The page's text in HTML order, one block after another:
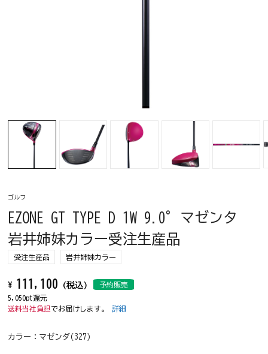
ゴルフ
EZONE GT TYPE D 1W 9.0°マゼンタ
岩井姉妹カラー受注生産品
受注生産品 岩井姉妹カラー
¥ 111,100 (税込)
予約販売
5,050pt還元
送料当社負担 でお届けします。詳細
カラー： マゼンダ(327)